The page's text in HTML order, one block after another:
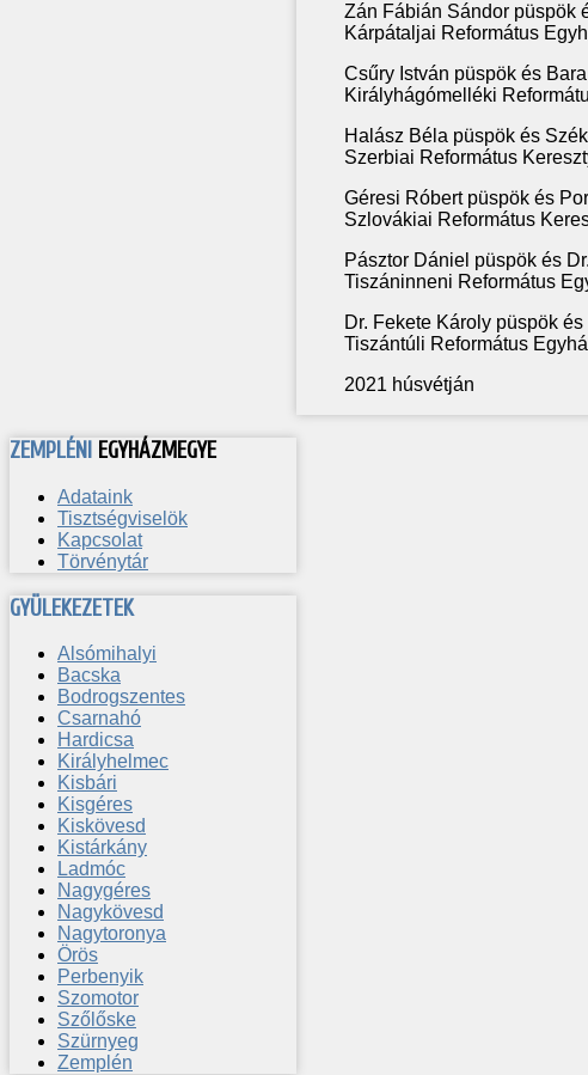
Zán Fábián Sándor püspök
Kárpátaljai Református
Csűry István püspök és
Királyhágómelléki
Halász Béla püspök és
Szerbiai Református
Géresi Róbert püspök és
Szlovákiai Református
Pásztor Dániel püspök és
Tiszáninneni Református
Dr. Fekete Károly püspök
Tiszántúli Református
2021 húsvétján
ZEMPLÉNI EGYHÁZMEGYE
Adataink
Tisztségviselök
Kapcsolat
Törvénytár
GYÜLEKEZETEK
Alsómihalyi
Bacska
Bodrogszentes
Csarnahó
Hardicsa
Királyhelmec
Kisbári
Kisgéres
Kiskövesd
Kistárkány
Ladmóc
Nagygéres
Nagykövesd
Nagytoronya
Örös
Perbenyik
Szomotor
Szőlőske
Szürnyeg
Zemplén